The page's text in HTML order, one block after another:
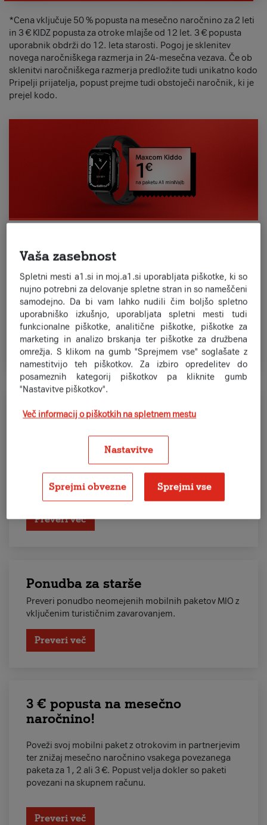
*Cena vključuje 50 % popusta na mesečno naročnino za 2 leti
in 3 € KIDZ popusta za otroke mlajše od 12 let. 3 € popusta
uporabnik obdrži do 12. leta starosti. Pogoj je sklenitev
novega naročniškega razmerja in 24-mesečna vezava. Če ob
sklenitvi naročniškega razmerja predložite tudi unikatno kodo
Pripelji prijatelja, popust prejme tudi obstoječi naročnik, ki je
prejel kodo.
varnost otroka s pametno uro!
Ura Maxcom Kiddo 4G s privlačnim videzom
zagotavlja varnost, zabavo in zdrav način življenja.
Dovolite svojim otrokom, da raziščejo svet
tehnologije na varen in interaktiven način.
Več.
Preveri več
Če otrok potrebuje samo mobilni
ponudbo neomejenih A1 Vajb paketov po znižani
Preveri več
Ponudba za starše
Preveri ponudbo neomejenih mobilnih paketov MIO z
vključenim turističnim zavarovanjem.
Preveri več
3 € popusta na mesečno
naročnino!
Poveži svoj mobilni paket z otrokovim in partnerjevim
ter znižaj mesečno naročnino vsakega povezanega
paketa za 1, 2 ali 3 €. Popust velja dokler so paketi
povezani na skupnem računu.
Preveri več
Vaša zasebnost
Spletni mesti a1.si in moj.a1.si uporabljata piškotke, ki so
nujno potrebni za delovanje spletne stran in so nameščeni
samodejno. Da bi vam lahko nudili čim boljšo spletno
uporabniško izkušnjo, uporabljata spletni mesti tudi
funkcionalne piškotke, analitične piškotke, piškotke za
marketing in analizo brskanja ter piškotke za družbena
omrežja. S klikom na gumb "Sprejmem vse" soglašate z
namestitvijo teh piškotkov. Za izbiro opredelitev do
posameznih kategorij piškotkov pa kliknite gumb
"Nastavitve piškotkov".
Več informacij o piškotkih na spletnem mestu
Nastavitve
Sprejmi obvezne Sprejmi vse